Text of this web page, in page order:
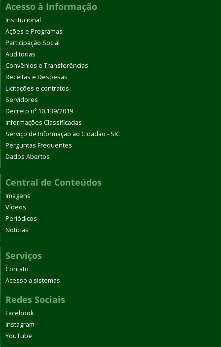
Acesso à Informação
Institucional
Ações e Programas
Participação Social
Auditorias
Convênios e Transferências
Receitas e Despesas
Licitações e contratos
Servidores
Decreto nº 10.139/2019
Informações Classificadas
Serviço de Informação ao Cidadão - SIC
Perguntas Frequentes
Dados Abertos
Central de Conteúdos
Imagens
Vídeos
Periódicos
Notícias
Serviços
Contato
Acesso a sistemas
Redes Sociais
Facebook
Instagram
YouTube